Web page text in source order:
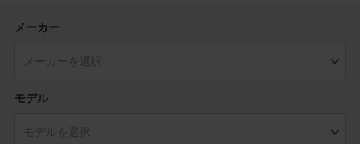
メーカー
モデル